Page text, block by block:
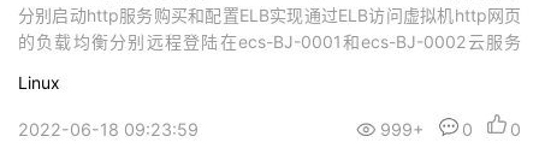
分别启动http服务购买和配置ELB实现通过ELB访问虚拟机http网页
的负载均衡分别远程登陆在ecs-BJ-0001和ecs-BJ-0002云服务
rver 8889 > /dev/null 2>&1 &curl ...
Linux
2022-06-18 09:23:59 999+ 0 0